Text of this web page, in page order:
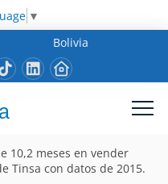
▼
Bolivia
10,2 meses en vender
Tinsa con datos de 2015.